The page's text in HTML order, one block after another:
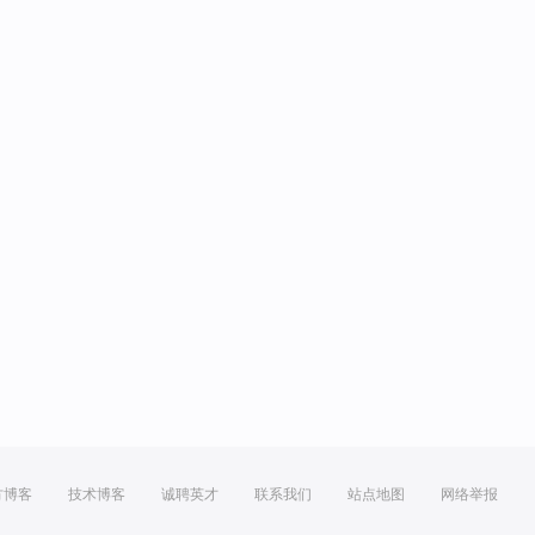
博客 技术博客 诚聘英才 联系我们 站点地图 网络举报